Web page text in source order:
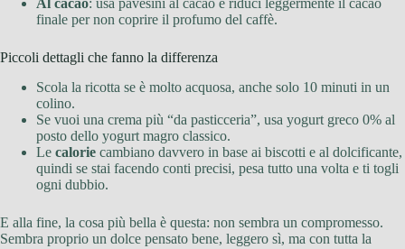
Al cacao: usa pavesini al cacao e riduci leggermente il cacao
finale per non coprire il profumo del caffè.
Piccoli dettagli che fanno la differenza
Scola la ricotta se è molto acquosa, anche solo 10 minuti in un
colino.
Se vuoi una crema più “da pasticceria”, usa yogurt greco 0% al
posto dello yogurt magro classico.
Le calorie cambiano davvero in base ai biscotti e al dolcificante,
quindi se stai facendo conti precisi, pesa tutto una volta e ti togli
ogni dubbio.
E alla fine, la cosa più bella è questa: non sembra un compromesso.
Sembra proprio un dolce pensato bene, leggero sì, ma con tutta la